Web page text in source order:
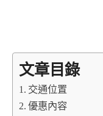
文章目錄
交通位置
優惠內容